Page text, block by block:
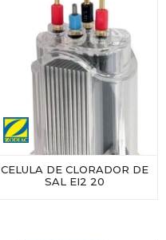
CELULA DE CLORADOR DE
SAL EI2 20